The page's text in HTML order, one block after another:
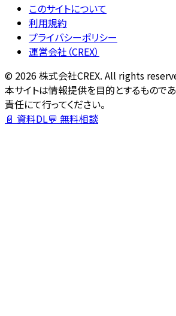
このサイトについて
利用規約
プライバシーポリシー
運営会社（CREX）
© 2026株式会社CREX. All rights
本サイトは情報提供を目的とするもので
責任にて行ってください。
📄 資料DL💬 無料相談